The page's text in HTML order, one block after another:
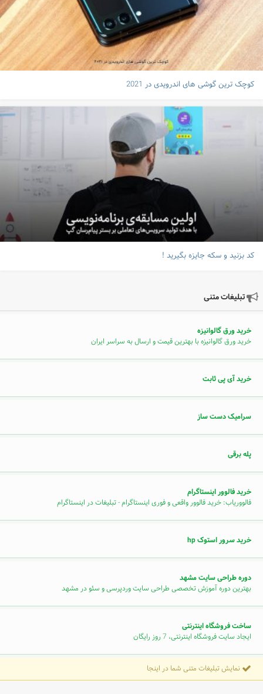
کوچک ترین گوشی های اندرویدی در 2021
کد بزنید و سکه جایزه بگیرید !
تبلیغات متنی
خرید ورق گالوانیزه
خرید ورق گالوانیزه با بهترین قیمت و ارسال به سراسر ایران
خرید آی پی ثابت
سرامیک دست ساز
پله برقی
خرید فالوور اینستاگرام
فالووریاب: خرید فالوور واقعی و فوری اینستاگرام - تبلیغات در اینستاگرام
خرید سرور استوک hp
دوره طراحی سایت مشهد
بهترین دوره آموزش تخصصی طراحی سایت وردپرسی و سئو در مشهد
ساخت فروشگاه اینترنتی
ایجاد سایت فروشگاه اینترنتی، 7 روز رایگان
نمایش تبلیغات متنی شما در اینجا